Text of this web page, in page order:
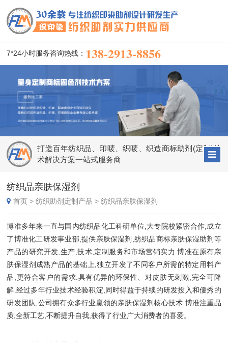
7*24小时服务咨询热线： 138-2913-8856
打造百年纺织品、印唛、织唛、织造商标助剂(定制)技
术解决方案一站式服务商
纺织品亲肤保湿剂
首页 >纺织助剂定制产品 >纺织品亲肤保湿剂
博准多年来一直与国内纺织品化工科研单位,大专院校紧密合作,成立
了博准化工研发事业部,提供亲肤保湿剂,纺织品商标亲肤保湿助剂等
产品的研究开发,生产,技术,定制服务和市场营销实力.博准在原有亲
肤保湿剂成熟产品的基础上,独立开发了不同客户所需的特定用料产
品,更符合客户的需求.具有优异的环保性、对皮肤无刺激,完全可降
解.经过多年行业技术经验积淀,同时得益于持续的研发投入和優秀的
研发团队,公司拥有众多行业赢领的亲肤保湿剂核心技术.博准注重品
质,全新工艺,不断提升自我,获得了行业广大消费者的喜爱。